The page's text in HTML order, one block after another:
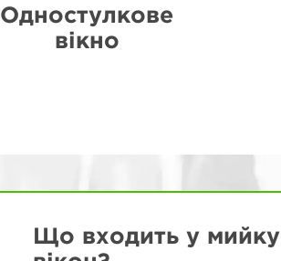
Одностулкове
вікно
Що входить у мийку